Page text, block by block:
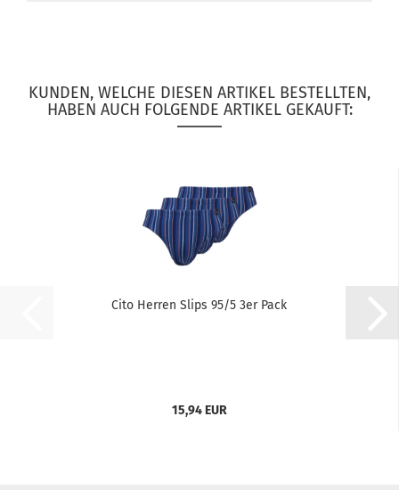
KUNDEN, WELCHE DIESEN ARTIKEL BESTELLTEN,
HABEN AUCH FOLGENDE ARTIKEL GEKAUFT:
Cito Herren Slips 95/5 3er Pack
15,94 EUR